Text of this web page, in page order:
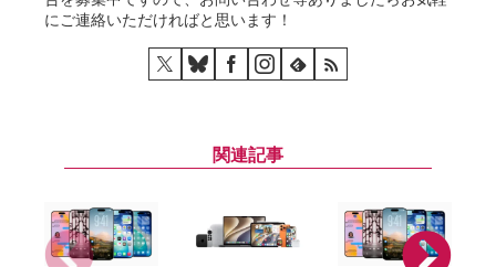
にご連絡いただければと思います！
関連記事